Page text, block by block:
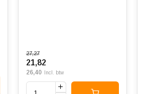
27,27
21,82
26,40 Incl. btw